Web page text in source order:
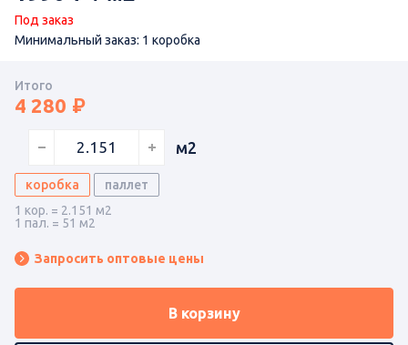
Под заказ
Минимальный заказ: 1 коробка
Итого
4 280
м2
коробка
паллет
1 кор. = 2.151 м2
1 пал. = 51 м2
Запросить оптовые цены
В корзину